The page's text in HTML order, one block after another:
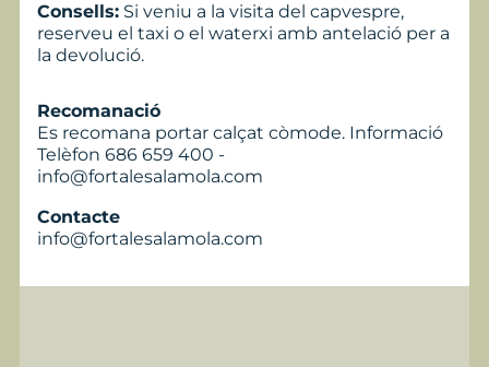
Consells: Si veniu a la visita del capvespre,
reserveu el taxi o el waterxi amb antelació per a
la devolució.
Recomanació
Es recomana portar calçat còmode. Informació
Telèfon 686 659 400 -
info@fortalesalamola.com
Contacte
info@fortalesalamola.com